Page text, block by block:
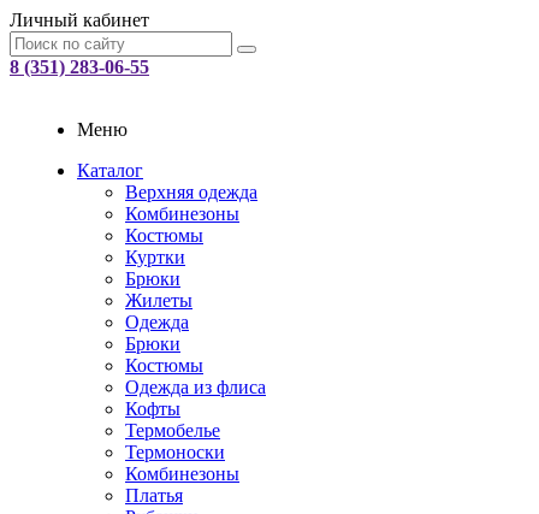
Личный кабинет
8 (351) 283-06-55
Меню
Каталог
Верхняя одежда
Комбинезоны
Костюмы
Куртки
Брюки
Жилеты
Одежда
Брюки
Костюмы
Одежда из флиса
Кофты
Термобелье
Термоноски
Комбинезоны
Платья